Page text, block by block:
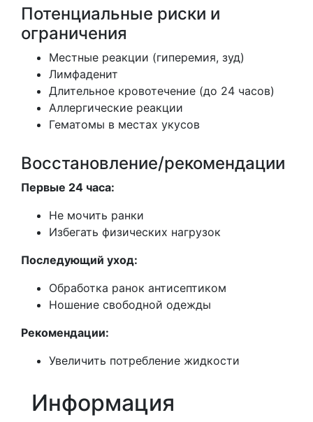
Потенциальные риски и
ограничения
Местные реакции (гиперемия, зуд)
Лимфаденит
Длительное кровотечение (до 24 часов)
Аллергические реакции
Гематомы в местах укусов
Восстановление/рекомендации
Первые 24 часа:
Не мочить ранки
Избегать физических нагрузок
Последующий уход:
Обработка ранок антисептиком
Ношение свободной одежды
Рекомендации:
Увеличить потребление жидкости
Информация